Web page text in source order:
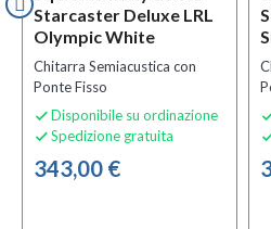
Starcaster Deluxe LRL
Olympic White
Chitarra Semiacustica con
Ponte Fisso
 Disponibile su ordinazione
 Spedizione gratuita
343,00 €